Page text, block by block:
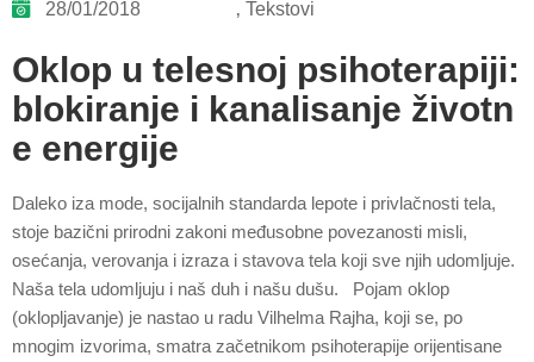
28/01/2018
‚Tekstovi
Oklop u telesnoj psihoterapiji:
blokiranje i kanalisanje životn
e energije
Daleko iza mode, socijalnih standarda lepote i privlačnosti tela,
stoje bazični prirodni zakoni međusobne povezanosti misli,
osećanja, verovanja i izraza i stavova tela koji sve njih udomljuje.
Naša tela udomljuju i naš duh i našu dušu. Pojam oklop
(oklopljavanje) je nastao u radu Vilhelma Rajha, koji se, po
mnogim izvorima, smatra začetnikom psihoterapije orijentisane